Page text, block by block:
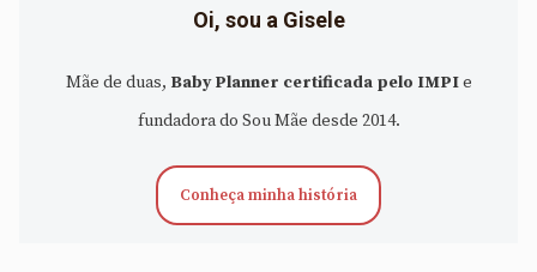
Oi, sou a Gisele
Mãe de duas, Baby Planner certificada pelo IMPIe
fundadora do Sou Mãe desde 2014.
Conheça minha história